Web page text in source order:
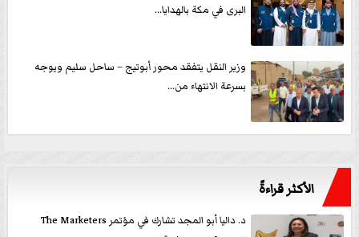
البرى في مكة بالهدايا...
وزير النقل يتفقد محور أبوتيج – ساحل سليم ويوجه
بسرعة الانتهاء من...
الأكثر قراءةً
د. داليا أبو المجد تشارك في مؤتمر The Marketers